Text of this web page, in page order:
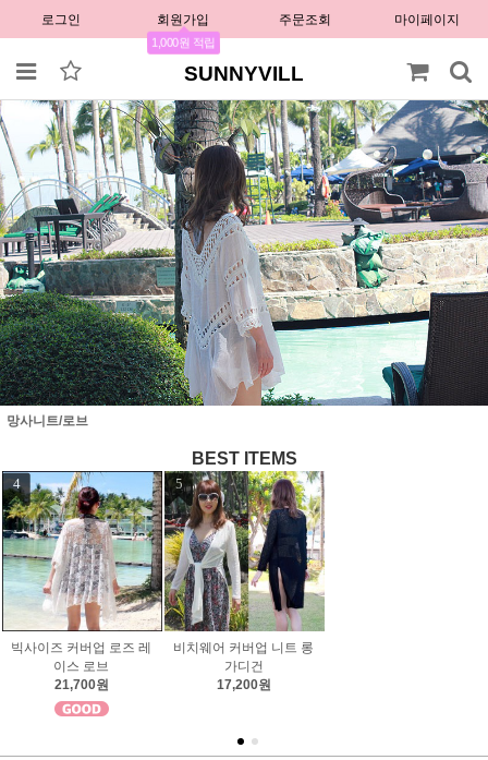
로그인 회원가입
1,000원 적립
주문조회 마이페이지
SUNNYVILL
망사니트/로브
BEST ITEMS
1
여자 레이스 비치 로브 가
디건 해바라기 비치웨어
19,300원
2
비치웨어 원피스 웨이브
니트 커버탑
17,400원